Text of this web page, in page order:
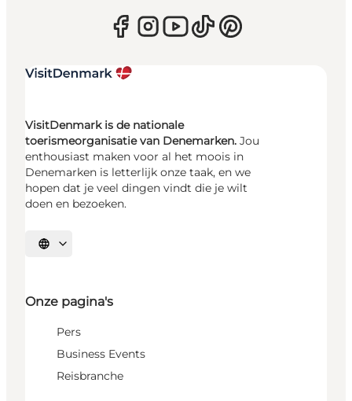
VisitDenmark is de nationale
toerismeorganisatie van Denemarken. Jou
enthousiast maken voor al het moois in
Denemarken is letterlijk onze taak, en we
hopen dat je veel dingen vindt die je wilt
doen en bezoeken.
Selecteer taal
Onze pagina's
Pers
Business Events
Reisbranche